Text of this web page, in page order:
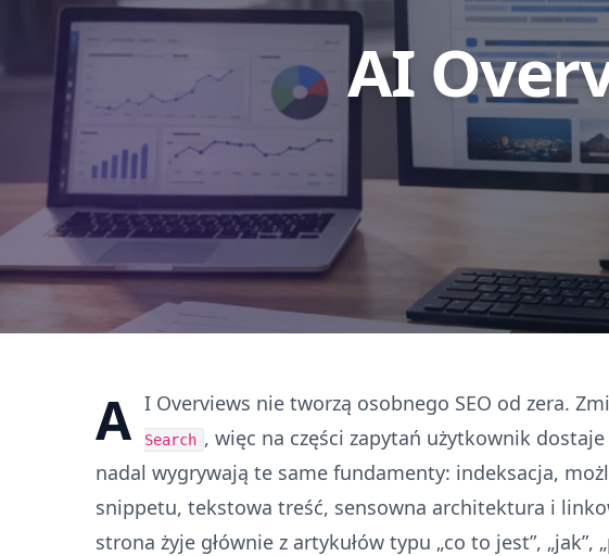
AI
A I Overviews nie tworzą osobnego SEO od zera.
Search , więc na części zapytań użytkownik
nadal wygrywają te same fundamenty: indeksacja,
snippetu, tekstowa treść, sensowna architektura i
strona żyje głównie z artykułów typu „co to jest”, „jak”,